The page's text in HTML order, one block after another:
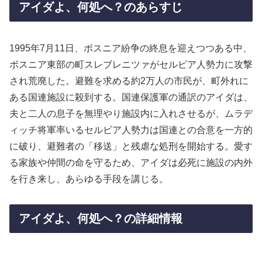
アイダよ、何処へ？のあらすじ
1995年7月11日、ボスニア紛争の終息を迎えつつある中、
ボスニア東部の町スレブレニツァがセルビア人勢力に攻撃
され荒廃した。避難を求める約2万人の市民が、町外れに
ある国連施設に殺到する。国連保護軍の通訳のアイダは、
夫と二人の息子を無理やり施設内に入れさせるが、ムラデ
ィッチ将軍率いるセルビア人勢力は国連との合意を一方的
に破り、避難者の「移送」と残虐な処刑を開始する。愛す
る家族や仲間の命を守るため、アイダは必死に施設の内外
を行き来し、あらゆる手段を講じる。
アイダよ、何処へ？の詳細情報